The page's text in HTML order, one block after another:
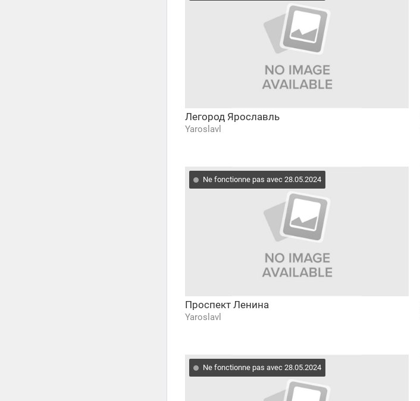
Легород Ярославль
Yaroslavl
Ne fonctionne pas avec 28.05.2024
Проспект Ленина
Yaroslavl
Ne fonctionne pas avec 28.05.2024